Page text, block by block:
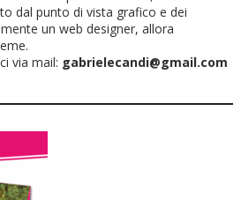
dal punto di vista grafico e dei
un web designer, allora
via mail: gabrielecandi@gmail.com